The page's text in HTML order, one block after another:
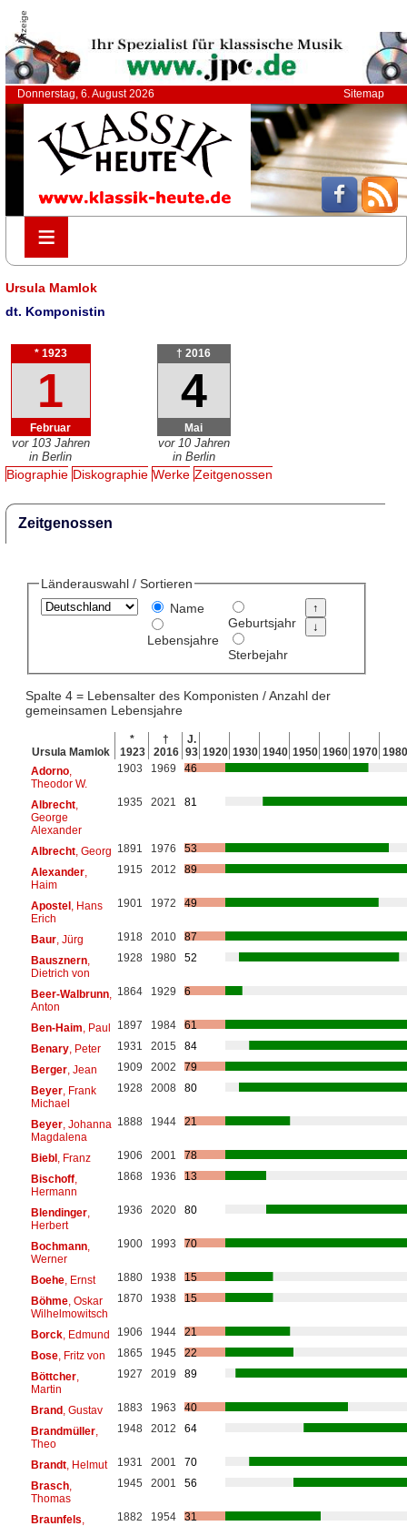
Anzeige
Donnerstag, 6. August 2026 Sitemap
≡
≡
Ursula Mamlok
dt. Komponistin
* 1923
1
Februar
vor 103 Jahren
in Berlin
† 2016
4
Mai
vor 10 Jahren
in Berlin
Biographie Diskographie Werke Zeitgenossen
Zeitgenossen
Länderauswahl / Sortieren
Name
Lebensjahre
Geburtsjahr
Sterbejahr
Spalte 4 = Lebensalter des Komponisten / Anzahl der
gemeinsamen Lebensjahre
Ursula Mamlok
*
1923
†
2016
J.
93 1920 1930 1940 1950 1960 1970 1980
Adorno,
Theodor W.
1903 1969 46
Albrecht,
George
Alexander
1935 2021 81
Albrecht, Georg 1891 1976
53
Alexander,
Haim
1915 2012 89
Apostel, Hans
Erich
1901 1972 49
Baur, Jürg 1918 2010
87
Bausznern,
Dietrich von
1928 1980 52
Beer-Walbrunn,
Anton
1864 1929 6
Ben-Haim , Paul 1897 1984
61
Benary, Peter 1931 2015
84
Berger, Jean 1909 2002
79
Beyer, Frank
Michael
1928 2008 80
Beyer, Johanna
Magdalena
1888 1944 21
Biebl, Franz 1906 2001
78
Bischoff,
Hermann
1868 1936 13
Blendinger,
Herbert
1936 2020 80
Bochmann,
Werner
1900 1993 70
Boehe, Ernst 1880 1938
15
Böhme, Oskar
Wilhelmowitsch
1870 1938 15
Borck, Edmund 1906 1944
21
Bose, Fritz von 1865 1945
22
Böttcher,
Martin
1927 2019 89
Brand, Gustav 1883 1963
40
Brandmüller,
Theo
1948 2012 64
Brandt, Helmut 1931 2001
70
Brasch,
Thomas
1945 2001 56
Braunfels 1882 1954 31